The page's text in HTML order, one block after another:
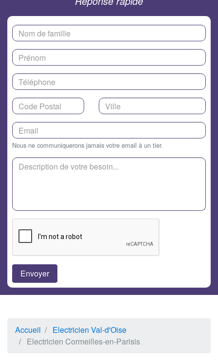
Nous ne communiquerons jamais votre email à un tier.
Accueil
Electricien Val-d'Oise
Electricien Cormeilles-en-Parisis